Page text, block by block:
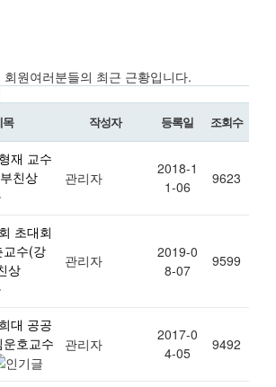
원여러분들의 최근 근황입니다.
작성자 등록일 조회수
재 교수
친상
관리자
2018-1
1-06
9623
초대회
교수(강
상
관리자
2019-0
8-07
9599
대 공공
호교수
관리자
2017-0
4-05
9492